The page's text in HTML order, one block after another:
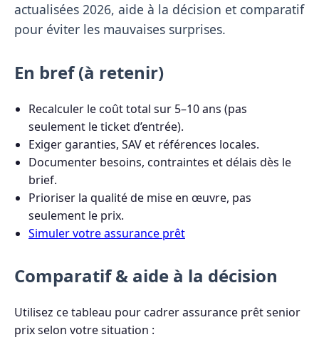
actualisées 2026, aide à la décision et comparatif
pour éviter les mauvaises surprises.
En bref (à retenir)
Recalculer le coût total sur 5–10 ans (pas
seulement le ticket d’entrée).
Exiger garanties, SAV et références locales.
Documenter besoins, contraintes et délais dès le
brief.
Prioriser la qualité de mise en œuvre, pas
seulement le prix.
Simuler votre assurance prêt
Comparatif & aide à la décision
Utilisez ce tableau pour cadrer assurance prêt senior
prix selon votre situation :